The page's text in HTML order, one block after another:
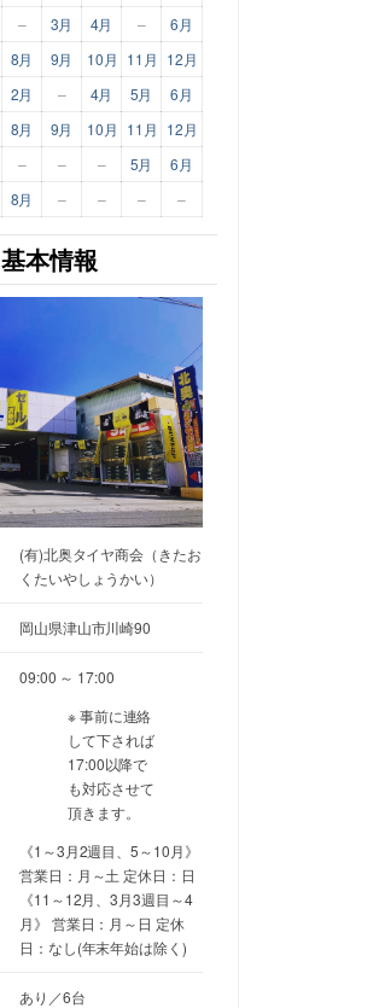
– 3月 4月 –
6月
8月 9月 10月 11月 12月
2月 – 4月 5月
6月
8月 9月 10月 11月 12月
– – – 5月
6月
8月 – – – –
基本情報
(有)北奥タイヤ商会（きたお
くたいやしょうかい）
岡山県津山市川崎90
09:00 ～ 17:00
※ 事前に連絡
して下されば
17:00以降で
も対応させて
頂きます。
《1～3月2週目、5～10月》
営業日：月～土 定休日：日
《11～12月、3月3週目～4
月》 営業日：月～日 定休
日：なし(年末年始は除く)
あり／6台